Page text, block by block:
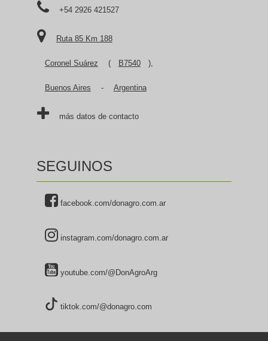
+54 2926 421527
Ruta 85 Km 188
Coronel Suárez ( B7540 ),
Buenos Aires - Argentina
más datos de contacto
SEGUINOS
facebook.com/donagro.com.ar
instagram.com/donagro.com.ar
youtube.com/@DonAgroArg
tiktok.com/@donagro.com